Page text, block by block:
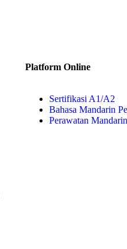
Platform Online
Sertifikasi A1/A2
Bahasa Mandarin
Perawatan Mandarin